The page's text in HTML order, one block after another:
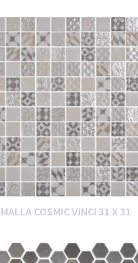
MALLA COSMIC VINCI 31 X 31